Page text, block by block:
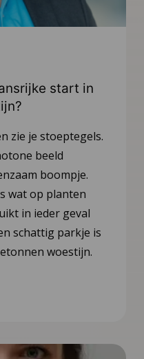
start in
zie je stoeptegels.
beeld
boompje.
wat op planten
in ieder geval
schattig parkje is
woestijn.